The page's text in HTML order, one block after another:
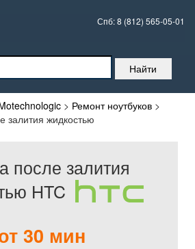
Спб:8 (812) 565-05-01
> Ремонт ноутбуков >
залития жидкостью
после залития
HTC
30 мин